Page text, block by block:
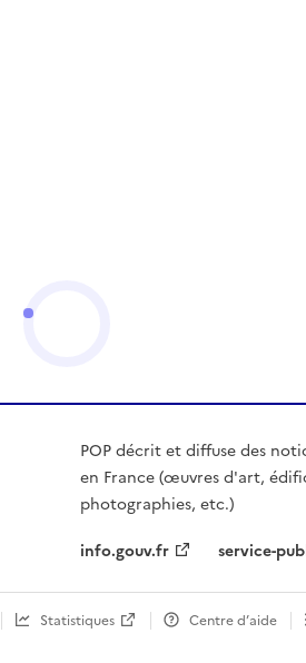
POP décrit et diffuse des
en France (œuvres d'art,
photographies, etc.)
info.gouv.fr
service-
Statistiques Centre d’aide